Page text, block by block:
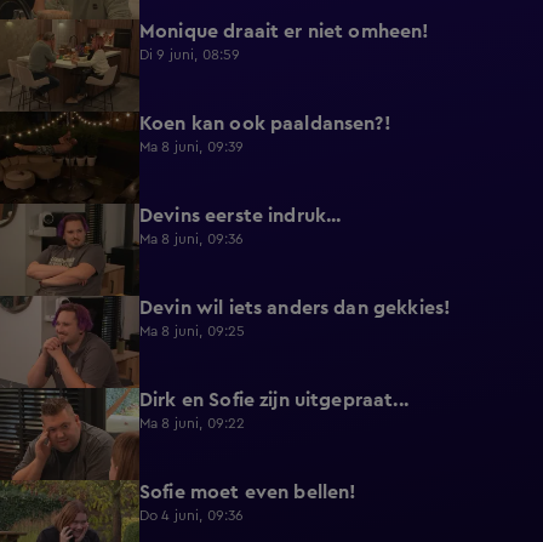
0:29 Monique draait er niet omheen!
Di 9 juni, 08:59
0:38 Koen kan ook paaldansen?!
Ma 8 juni, 09:39
0:30 Devins eerste indruk...
Ma 8 juni, 09:36
0:25 Devin wil iets anders dan gekkies!
Ma 8 juni, 09:25
0:26 Dirk en Sofie zijn uitgepraat...
Ma 8 juni, 09:22
1:13 Sofie moet even bellen!
Do 4 juni, 09:36